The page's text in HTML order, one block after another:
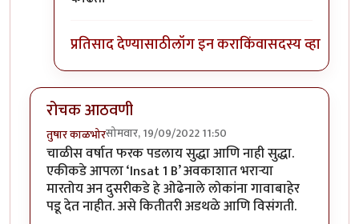
प्रतिसाद देण्यासाठीलॉग इन कराकिंवासदस्य व्हा
रोचक आठवणी
तुषार काळभोरसोमवार, 19/09/2022 11:50
चाळीस वर्षात फरक पडलाय सुद्धा आणि नाही सुद्धा.
एकीकडे आपला ‘Insat 1 B’ अवकाशात भराऱ्या
मारतोय अन दुसरीकडे हे ओढेनाले लोकांना गावाबाहेर
पडू देत नाहीत. असे कितीतरी अडथळे आणि विसंगती.